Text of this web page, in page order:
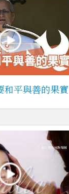
和平與善的果實